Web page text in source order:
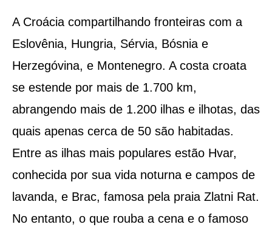
A Croácia compartilhando fronteiras com a
Eslovênia, Hungria, Sérvia, Bósnia e
Herzegóvina, e Montenegro. A costa croata
se estende por mais de 1.700 km,
abrangendo mais de 1.200 ilhas e ilhotas, das
quais apenas cerca de 50 são habitadas.
Entre as ilhas mais populares estão Hvar,
conhecida por sua vida noturna e campos de
lavanda, e Brac, famosa pela praia Zlatni Rat.
No entanto, o que rouba a cena e o famoso